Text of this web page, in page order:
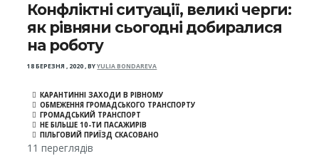
Конфліктні ситуації, великі черги:
як рівняни сьогодні добиралися
на роботу
18 БЕРЕЗНЯ , 2020,BYYULIA BONDAREVA
КАРАНТИННІ ЗАХОДИ В РІВНОМУ
ОБМЕЖЕННЯ ГРОМАДСЬКОГО ТРАНСПОРТУ
ГРОМАДСЬКИЙ ТРАНСПОРТ
НЕ БІЛЬШЕ 10-ТИ ПАСАЖИРІВ
ПІЛЬГОВИЙ ПРИЇЗД СКАСОВАНО
11 переглядів